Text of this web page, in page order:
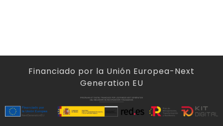
Financiado por la Unión Europea-Next
Generation EU